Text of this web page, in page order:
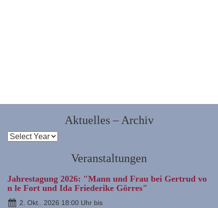
Aktuelles – Archiv
Veranstaltungen
Jahrestagung 2026: "Mann und Frau bei Gertrud vo
n le Fort und Ida Friederike Görres"
2. Okt.. 2026 18:00 Uhr bis